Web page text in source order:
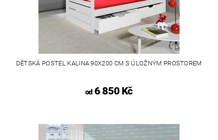
DĚTSKÁ POSTEL KALINA 90X200 CM S ÚLOŽNÝM PROSTOREM
od6 850 Kč